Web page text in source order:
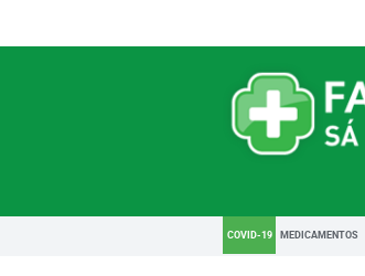
COVID-19 MEDICAMENTOS